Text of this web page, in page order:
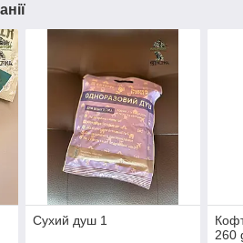
Сухий душ 1
260